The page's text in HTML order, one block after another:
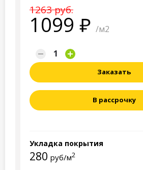
1263 руб.
1099 /м2
Заказать
В рассрочку
Укладка покрытия
280 руб/м2